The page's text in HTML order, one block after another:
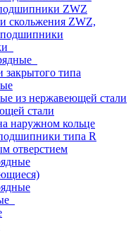
ZWZ
скольжения ZWZ,
закрытого типа
из нержавеющей стали
стали
наружном кольце
типа R
отверстием